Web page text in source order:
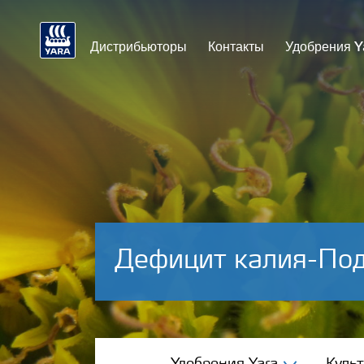
Дистрибьюторы Контакты Удобрения
Дефицит калия-
Удобрения Yara